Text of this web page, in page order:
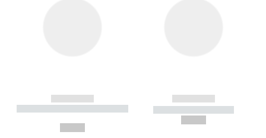
------------
----------- ----------- --------
------------
----------- -----------